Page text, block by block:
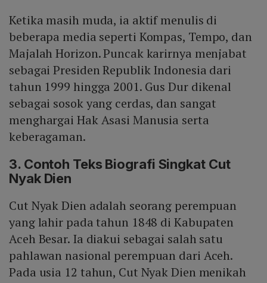
Ketika masih muda, ia aktif menulis di
beberapa media seperti Kompas, Tempo, dan
Majalah Horizon. Puncak karirnya menjabat
sebagai Presiden Republik Indonesia dari
tahun 1999 hingga 2001. Gus Dur dikenal
sebagai sosok yang cerdas, dan sangat
menghargai Hak Asasi Manusia serta
keberagaman.
3. Contoh Teks Biografi Singkat Cut
Nyak Dien
Cut Nyak Dien adalah seorang perempuan
yang lahir pada tahun 1848 di Kabupaten
Aceh Besar. Ia diakui sebagai salah satu
pahlawan nasional perempuan dari Aceh.
Pada usia 12 tahun, Cut Nyak Dien menikah